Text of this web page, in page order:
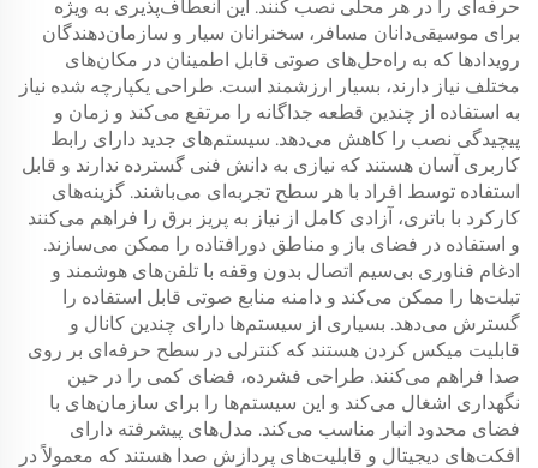
حرفه‌ای را در هر محلی نصب کنند. این انعطاف‌پذیری به ویژه
برای موسیقی‌دانان مسافر، سخنرانان سیار و سازمان‌دهندگان
رویدادها که به راه‌حل‌های صوتی قابل اطمینان در مکان‌های
مختلف نیاز دارند، بسیار ارزشمند است. طراحی یکپارچه شده نیاز
به استفاده از چندین قطعه جداگانه را مرتفع می‌کند و زمان و
پیچیدگی نصب را کاهش می‌دهد. سیستم‌های جدید دارای رابط
کاربری آسان هستند که نیازی به دانش فنی گسترده ندارند و قابل
استفاده توسط افراد با هر سطح تجربه‌ای می‌باشند. گزینه‌های
کارکرد با باتری، آزادی کامل از نیاز به پریز برق را فراهم می‌کنند
و استفاده در فضای باز و مناطق دورافتاده را ممکن می‌سازند.
ادغام فناوری بی‌سیم اتصال بدون وقفه با تلفن‌های هوشمند و
تبلت‌ها را ممکن می‌کند و دامنه منابع صوتی قابل استفاده را
گسترش می‌دهد. بسیاری از سیستم‌ها دارای چندین کانال و
قابلیت میکس کردن هستند که کنترلی در سطح حرفه‌ای بر روی
صدا فراهم می‌کنند. طراحی فشرده، فضای کمی را در حین
نگهداری اشغال می‌کند و این سیستم‌ها را برای سازمان‌های با
فضای محدود انبار مناسب می‌کند. مدل‌های پیشرفته دارای
افکت‌های دیجیتال و قابلیت‌های پردازش صدا هستند که معمولاً در